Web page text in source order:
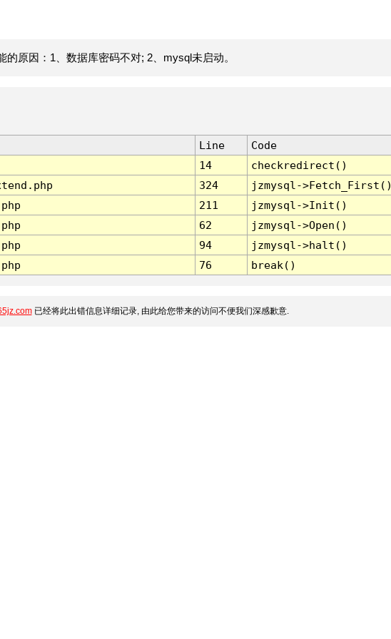
原因：1、数据库密码不对; 2、mysql未启动。
Line
Code
14
checkredirect()
324
jzmysql-
211
jzmysql->Init()
62
jzmysql->Open()
94
jzmysql->halt()
76 break()
已经将此出错信息详细记录, 由此给您带来的访问不便我们深感歉意.